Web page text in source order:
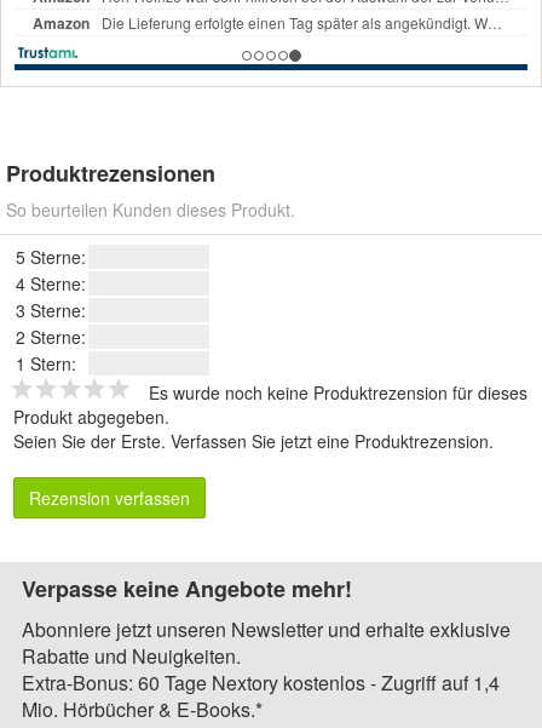
Produktrezensionen
So beurteilen Kunden dieses Produkt.
5 Sterne:
4 Sterne:
3 Sterne:
2 Sterne:
1 Stern:
Es wurde noch keine Produktrezension für dieses
Produkt abgegeben.
Seien Sie der Erste. Verfassen Sie jetzt eine Produktrezension.
Rezension verfassen
Verpasse keine Angebote mehr!
Abonniere jetzt unseren Newsletter und erhalte exklusive
Rabatte und Neuigkeiten.
Extra-Bonus: 60 Tage Nextory kostenlos - Zugriff auf 1,4
Mio. Hörbücher & E-Books.*